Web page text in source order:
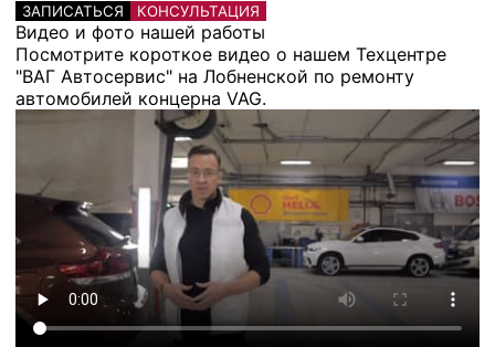
ЗАПИСАТЬСЯ КОНСУЛЬТАЦИЯ
Видео и фото нашей работы
Посмотрите короткое видео о нашем Техцентре
"ВАГ Автосервис" на Лобненской по ремонту
автомобилей концерна VAG.